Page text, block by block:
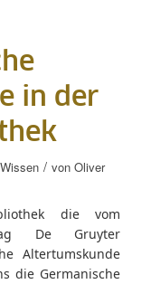
in der
Wissen / vonOliver
die vom
De Gruyter
Altertumskunde
die Germanische